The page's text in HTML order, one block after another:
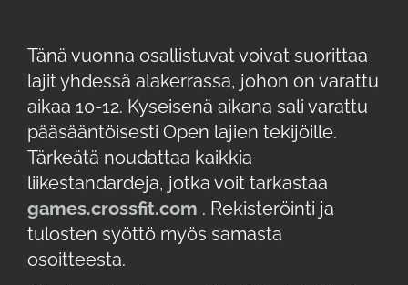
Tänä vuonna osallistuvat voivat suorittaa
lajit yhdessä alakerrassa, johon on varattu
aikaa 10-12. Kyseisenä aikana sali varattu
pääsääntöisesti Open lajien tekijöille.
Tärkeätä noudattaa kaikkia
liikestandardeja, jotka voit tarkastaa
games.crossfit.com . Rekisteröinti ja
tulosten syöttö myös samasta
osoitteesta.